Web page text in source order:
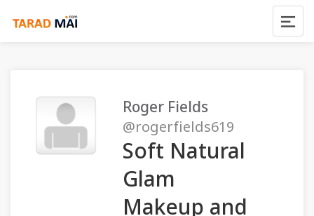
Roger Fields
@rogerfields619
Soft Natural
Glam
Makeup and